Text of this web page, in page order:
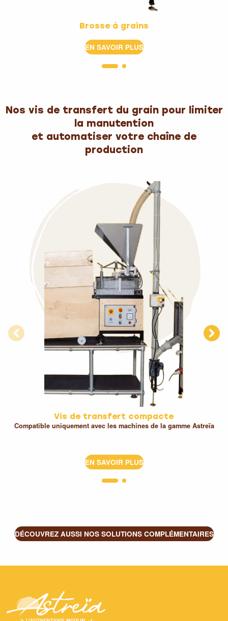
Brosse à grains
EN SAVOIR PLUS
Nos vis de transfert du grain pour limiter
la manutention
et automatiser votre chaîne de
production
Vis de transfert compacte
Compatible uniquement avec les machines de la gamme Astreïa
EN SAVOIR PLUS
DÉCOUVREZ AUSSI NOS SOLUTIONS COMPLÉMENTAIRES